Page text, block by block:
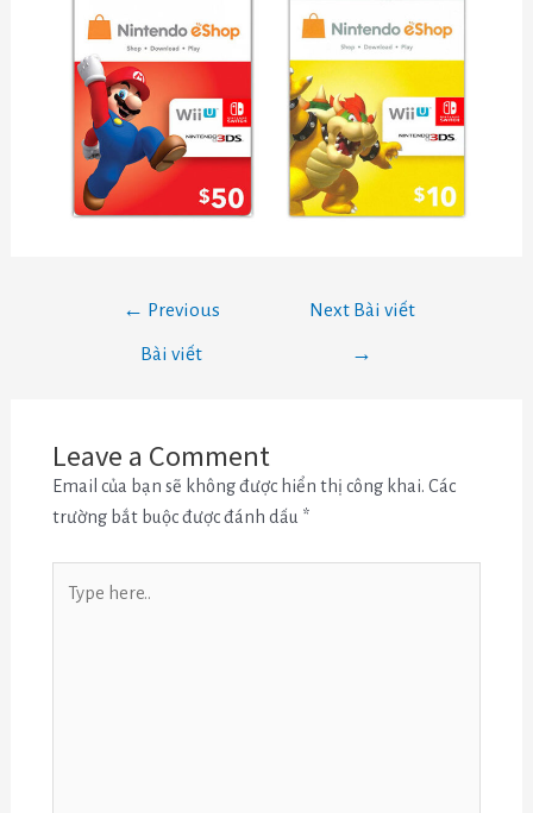
← Previous
Bài viết
Next Bài viết
→
Leave a Comment
Email của bạn sẽ không được hiển thị công khai. Các
trường bắt buộc được đánh dấu *
here..